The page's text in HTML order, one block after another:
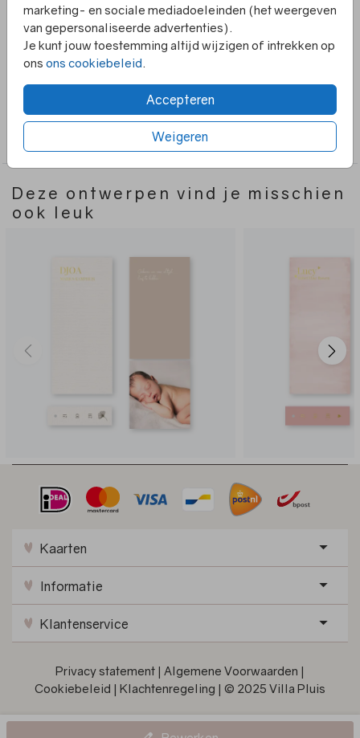
marketing- en sociale mediadoeleinden (het weergeven
van gepersonaliseerde advertenties).
Je kunt jouw toestemming altijd wijzigen of intrekken op
ons ons cookiebeleid
Accepteren
Weigeren
losse labels en een fotokaartje. De kaart, losse labels
en het fotokaartje zijn voorzien van een gaatje waar je
een splitpen door kunt doen. Het kaartje is aan de voor-
en achterzijde afgewerkt met foliedruk.
Collectie
Deze ontwerpen vind je misschien
ook leuk
Kaarten
Informatie
Klantenservice
Privacy statement | Algemene Voorwaarden |
Cookiebeleid | Klachtenregeling | © 2025 Villa Pluis